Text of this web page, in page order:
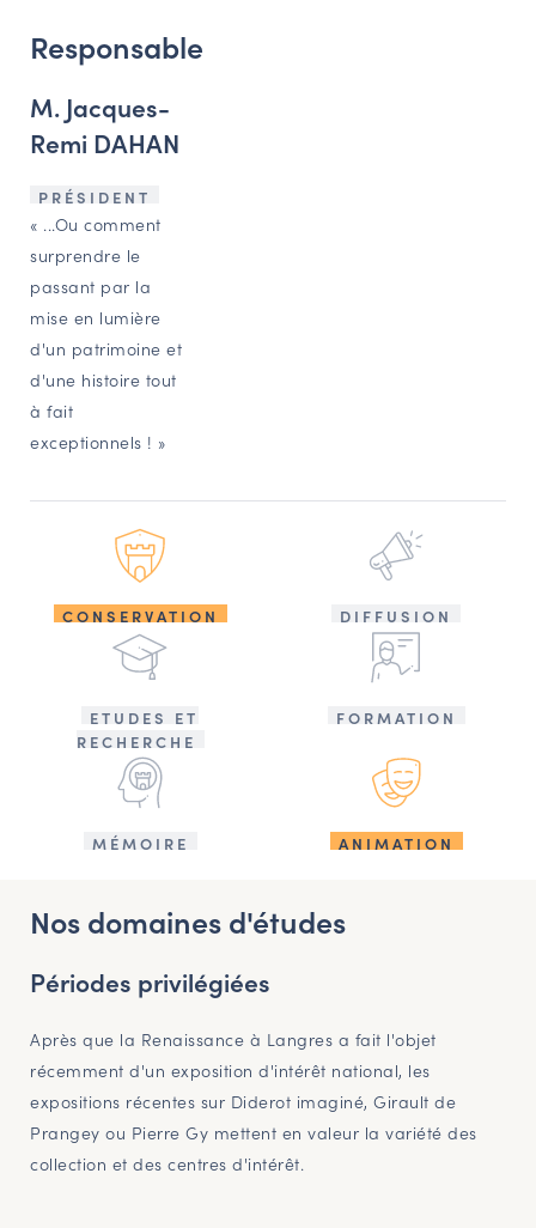
Responsable
M. Jacques-
Remi DAHAN
PRÉSIDENT
« ...Ou comment
surprendre le
passant par la
mise en lumière
d'un patrimoine et
d'une histoire tout
à fait
exceptionnels ! »
CONSERVATION DIFFUSION
ETUDES ET
RECHERCHE
FORMATION
MÉMOIRE ANIMATION
Nos domaines d'études
Périodes privilégiées
Après que la Renaissance à Langres a fait l'objet
récemment d'un exposition d'intérêt national, les
expositions récentes sur Diderot imaginé, Girault de
Prangey ou Pierre Gy mettent en valeur la variété des
collection et des centres d'intérêt.